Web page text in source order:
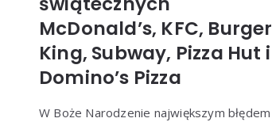
McDonald’s, KFC, Burger
King, Subway, Pizza Hut i
Domino’s Pizza
W Boże Narodzenie największym błędem